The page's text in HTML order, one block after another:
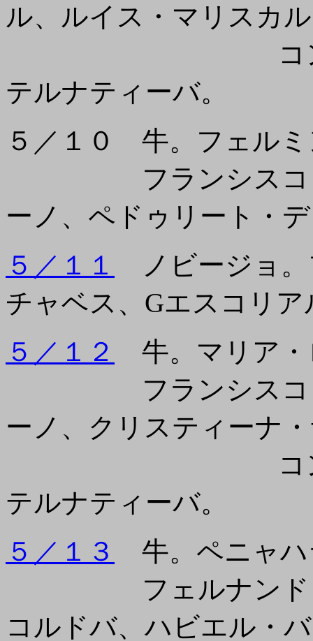
ル、ルイス・マリスカ
コンフィルマ
テルナティーバ。
５／１０ 牛。フェル
フランシスコ・エ
ーノ、ペドゥリート・
５／１１
ノビージョ
チャベス、Gエスコリ
５／１２
牛。マリア・
フランシスコ・エ
ーノ、クリスティーナ
コンフィルマ
テルナティーバ。
５／１３
牛。ペニャハ
フェルナンド・セ
コルドバ、ハビエル・